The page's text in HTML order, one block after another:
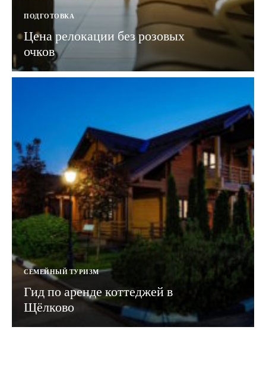
ПОДГОТОВКА
Цена релокации без розовых
очков
СЕМЕЙНЫЙ ТУРИЗМ
Гид по аренде коттеджей в
Щёлково